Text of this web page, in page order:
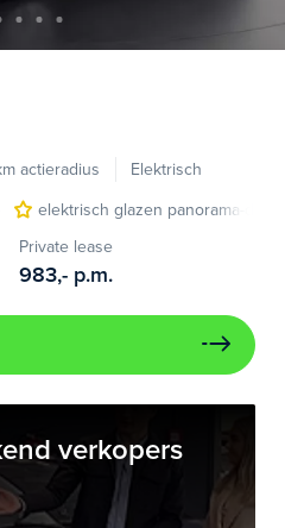
actieradius
Elektrisch
elektrisch glazen panorama-dak
Private lease
983,- p.m.
verkopers